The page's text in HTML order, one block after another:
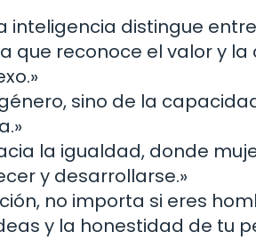
inteligencia distingue
que reconoce el valor y
sino de la
la igualdad, donde
y desarrollarse.»
no importa si eres
y la honestidad de tu